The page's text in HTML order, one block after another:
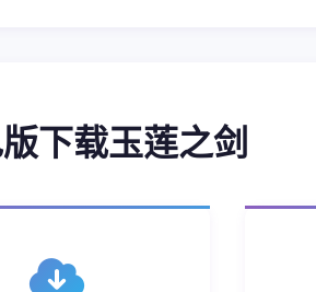
版下载玉莲之剑